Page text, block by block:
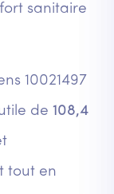
sanitaire
10021497
de 108,4
tout en